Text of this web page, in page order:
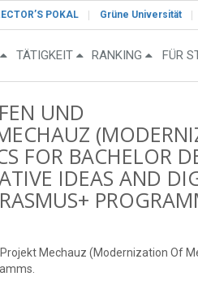
POKAL Grüne Universität
TÄTIGKEIT RANKING FÜR
UND
FOR BACHELOR
IDEAS AND
Mechauz (Modernization Of